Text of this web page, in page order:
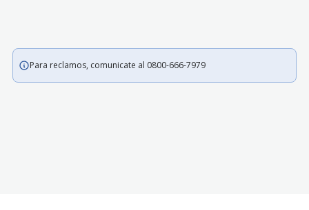
Para reclamos, comunicate al 0800-666-7979